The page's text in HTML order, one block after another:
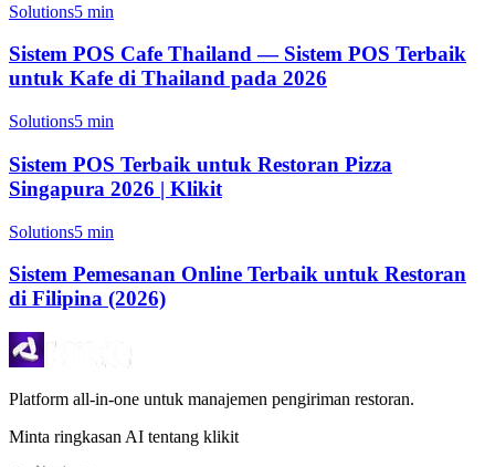
Solutions5 min
Sistem POS Cafe Thailand — Sistem POS Terbaik
untuk Kafe di Thailand pada 2026
Solutions5 min
Sistem POS Terbaik untuk Restoran Pizza
Singapura 2026 | Klikit
Solutions5 min
Sistem Pemesanan Online Terbaik untuk Restoran
di Filipina (2026)
Platform all-in-one untuk manajemen pengiriman restoran.
Minta ringkasan AI tentang klikit